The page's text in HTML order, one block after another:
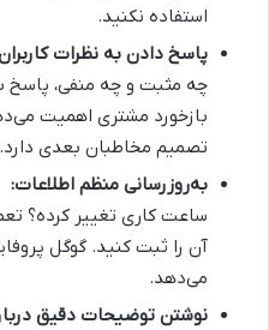
استفاده نکنید.
پاسخ دادن به نظرات
چه مثبت و چه منفی، پاسخ
بازخورد مشتری اهمیت
تصمیم مخاطبان بعدی دارد.
به‌روزرسانی منظم اطلاعات:
ساعت کاری تغییر کرده؟
آن را ثبت کنید. گوگل
می‌دهد.
نوشتن توضیحات دقیق